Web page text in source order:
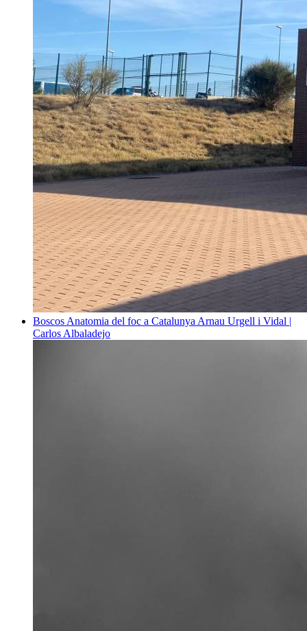
Boscos Anatomia del foc a Catalunya Arnau Urgell i Vidal |
Carlos Albaladejo